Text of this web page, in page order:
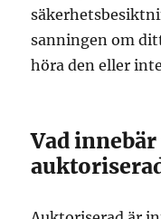
sanningen om
höra den eller
Vad